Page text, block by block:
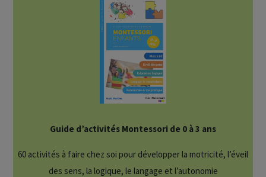
Guide d’activités Montessori de 0 à 3 ans
60 activités à faire chez soi pour développer la motricité, l’éveil
des sens, la logique, le langage et l’autonomie